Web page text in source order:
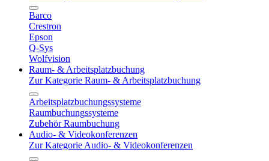
Barco
Crestron
Epson
Q-Sys
Wolfvision
Raum- & Arbeitsplatzbuchung
Zur Kategorie Raum- & Arbeitsplatzbuchung
Arbeitsplatzbuchungssysteme
Raumbuchungssysteme
Zubehör Raumbuchung
Audio- & Videokonferenzen
Zur Kategorie Audio- & Videokonferenzen